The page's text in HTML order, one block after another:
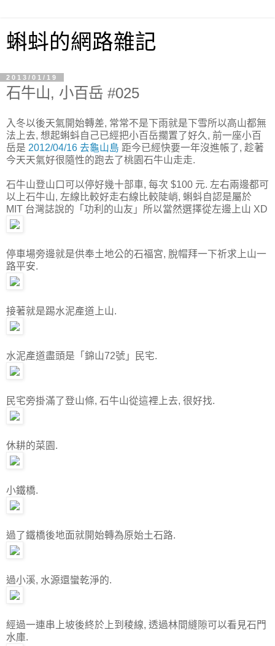
蝌蚪的網路雜記
2013/01/19
石牛山, 小百岳 #025
入冬以後天氣開始轉差, 常常不是下雨就是下雪所以高山都無
法上去, 想起蝌蚪自己已經把小百岳擱置了好久, 前一座小百
岳是 2012/04/16 去龜山島 距今已經快要一年沒進帳了, 趁著
今天天氣好很隨性的跑去了桃園石牛山走走.
石牛山登山口可以停好幾十部車, 每次 $100 元. 左右兩邊都可
以上石牛山, 左線比較好走右線比較陡峭, 蝌蚪自認是屬於
MIT 台灣誌說的「功利的山友」所以當然選擇從左邊上山 XD
停車場旁邊就是供奉土地公的石福宮, 脫帽拜一下祈求上山一
路平安.
接著就是踢水泥產道上山.
水泥產道盡頭是「錦山72號」民宅.
民宅旁掛滿了登山條, 石牛山從這裡上去, 很好找.
休耕的菜園.
小鐵橋.
過了鐵橋後地面就開始轉為原始土石路.
過小溪, 水源還蠻乾淨的.
經過一連串上坡後終於上到稜線, 透過林間縫隙可以看見石門
水庫.